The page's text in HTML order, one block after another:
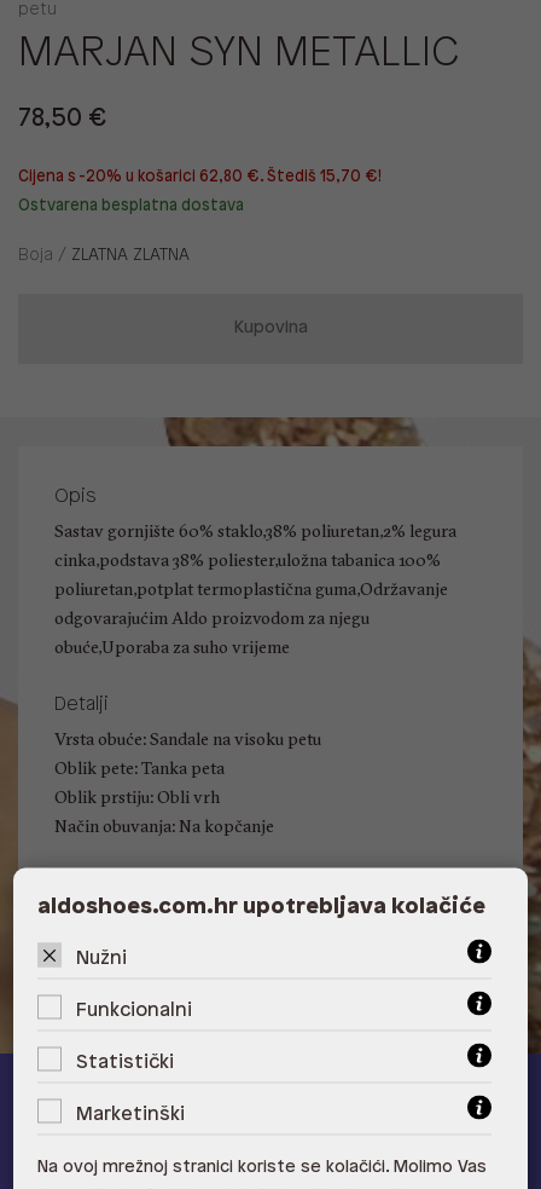
petu
MARJAN SYN METALLIC
78,50 €
Cijena s -20% u košarici 62,80 €. Štediš 15,70 €!
Ostvarena besplatna dostava
Boja / ZLATNA ZLATNA
Kupovina
Opis
Sastav gornjište 60% staklo,38% poliuretan,2% legura
cinka,podstava 38% poliester,uložna tabanica 100%
poliuretan,potplat termoplastična guma,Održavanje
odgovarajućim Aldo proizvodom za njegu
obuće,Uporaba za suho vrijeme
Detalji
Vrsta obuće: Sandale na visoku petu
Oblik pete: Tanka peta
Oblik prstiju: Obli vrh
Način obuvanja: Na kopčanje
Visina pete: 10.16 cm
Učlani se u ALDO A-list program vjernostii ostvari 5% popusta
aldoshoes.com.hr upotrebljava kolačiće
Nužni
Funkcionalni
Statistički
Marketinški
Na ovoj mrežnoj stranici koriste se kolačići. Molimo Vas